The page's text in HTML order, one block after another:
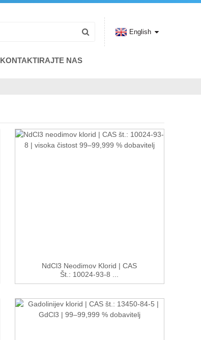
KONTAKTIRAJTE NAS
English
NdCl3 Neodimov Klorid | CAS
Št.: 10024-93-8 ...